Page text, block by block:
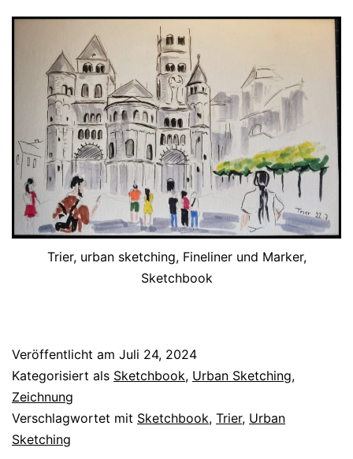
Trier, urban sketching, Fineliner und Marker,
Sketchbook
Veröffentlicht am Juli 24, 2024
Kategorisiert als Sketchbook, Urban Sketching,
Zeichnung
Verschlagwortet mit Sketchbook, Trier, Urban
Sketching